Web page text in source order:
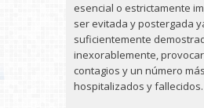
esencial o estrictamente
ser evitada y postergada
suficientemente
inexorablemente,
contagios y un número
hospitalizados y fallecidos.